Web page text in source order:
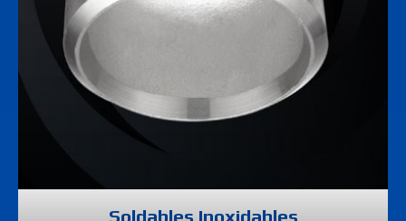
Soldables Inoxidables